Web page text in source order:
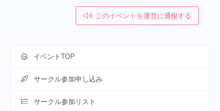
このイベントを運営に通報する
イベントTOP
サークル参加申し込み
サークル参加リスト